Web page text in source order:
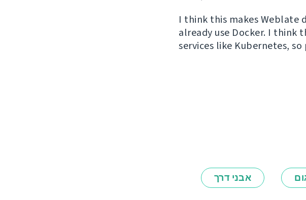
I think this makes Weblate
already use Docker. I think
services like Kubernetes,
אבני דרך